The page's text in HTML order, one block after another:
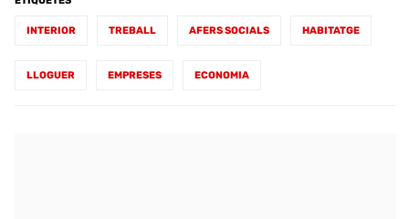
INTERIOR TREBALL AFERS SOCIALS HABITATGE
LLOGUER EMPRESES ECONOMIA